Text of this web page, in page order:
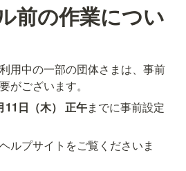
前の作業につい
用中の一部の団体さまは、事前
がございます。
11日（木） 正午までに事前設定
ルプサイトをご覧くださいま